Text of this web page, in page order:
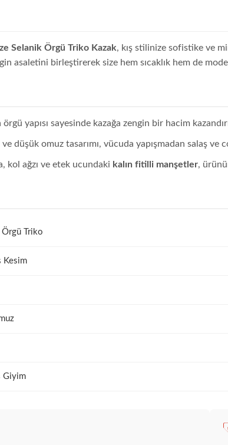
Selanik Örgü Triko Kazak, kış stilinize sofistike ve
asaletini birleştirerek size hem sıcaklık hem de
örgü yapısı sayesinde kazağa zengin bir hacim
ve düşük omuz tasarımı, vücuda yapışmadan salaş
kol ağzı ve etek ucundaki kalın fitilli manşetler,
Örgü Triko
Kesim
Giyim